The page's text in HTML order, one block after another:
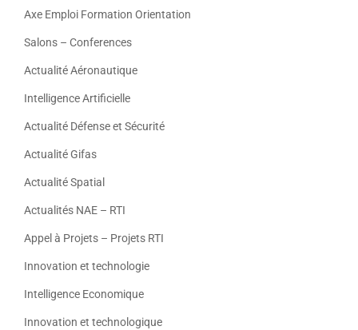
Axe Emploi Formation Orientation
Salons – Conferences
Actualité Aéronautique
Intelligence Artificielle
Actualité Défense et Sécurité
Actualité Gifas
Actualité Spatial
Actualités NAE – RTI
Appel à Projets – Projets RTI
Innovation et technologie
Intelligence Economique
Innovation et technologique